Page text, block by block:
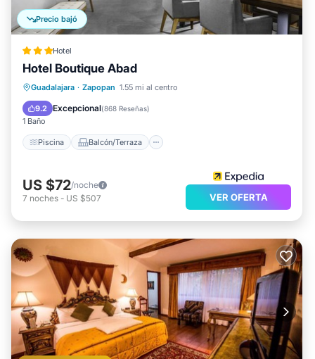
Precio bajó
Hotel
Hotel Boutique Abad
Guadalajara · Zapopan 1.55 mi al centro
9.2 Excepcional(868 Reseñas)
1 Baño
Piscina Balcón/Terraza
Piscina Balcón/Terraza
Cocina
US $72/noche
7 noches - US $507 VER OFERTA